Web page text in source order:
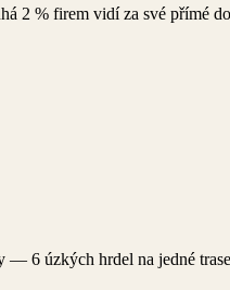
2 % firem vidí za své přímé
— 6 úzkých hrdel na jedné trase